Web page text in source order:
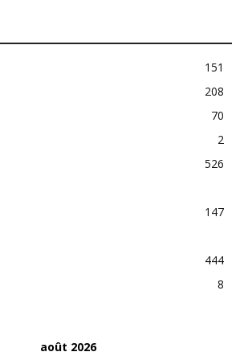
151
208
70
2
526
147
444
8
août 2026